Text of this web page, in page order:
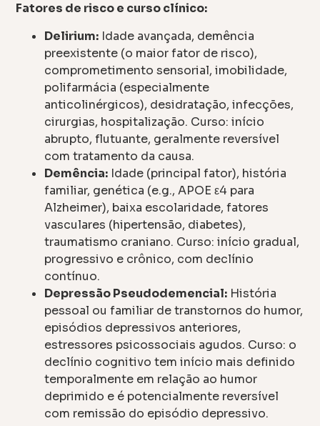
Fatores de risco e curso clínico:
Delirium: Idade avançada, demência
preexistente (o maior fator de risco),
comprometimento sensorial, imobilidade,
polifarmácia (especialmente
anticolinérgicos), desidratação, infecções,
cirurgias, hospitalização. Curso: início
abrupto, flutuante, geralmente reversível
com tratamento da causa.
Demência: Idade (principal fator), história
familiar, genética (e.g., APOE ε4 para
Alzheimer), baixa escolaridade, fatores
vasculares (hipertensão, diabetes),
traumatismo craniano. Curso: início gradual,
progressivo e crônico, com declínio
contínuo.
Depressão Pseudodemencial: História
pessoal ou familiar de transtornos do humor,
episódios depressivos anteriores,
estressores psicossociais agudos. Curso: o
declínio cognitivo tem início mais definido
temporalmente em relação ao humor
deprimido e é potencialmente reversível
com remissão do episódio depressivo.